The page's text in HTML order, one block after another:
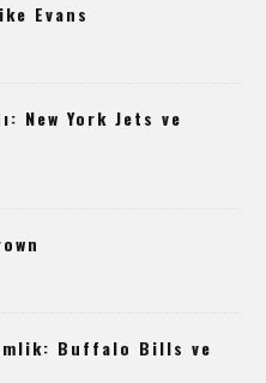
Evans
New York Jets ve
Buffalo Bills ve